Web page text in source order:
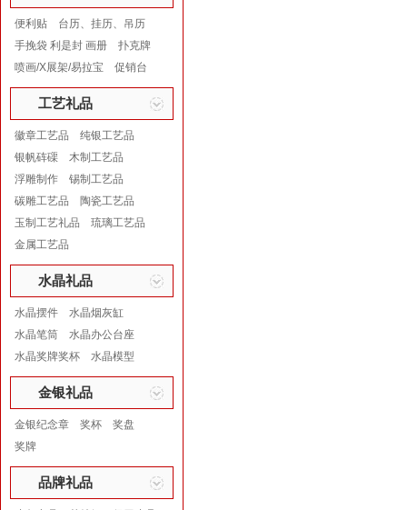
便利贴
台历、挂历、吊历
手挽袋 利是封 画册
扑克牌
喷画/X展架/易拉宝
促销台
工艺礼品
徽章工艺品
纯银工艺品
银帆砗磲
木制工艺品
浮雕制作
锡制工艺品
碳雕工艺品
陶瓷工艺品
玉制工艺礼品
琉璃工艺品
金属工艺品
水晶礼品
水晶摆件
水晶烟灰缸
水晶笔筒
水晶办公台座
水晶奖牌奖杯
水晶模型
金银礼品
金银纪念章 奖杯
奖盘
奖牌
品牌礼品